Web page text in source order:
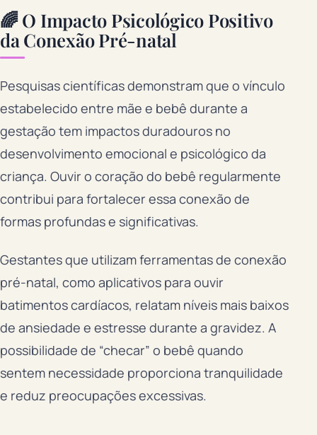
🌈 O Impacto Psicológico Positivo
da Conexão Pré-natal
Pesquisas científicas demonstram que o vínculo
estabelecido entre mãe e bebê durante a
gestação tem impactos duradouros no
desenvolvimento emocional e psicológico da
criança. Ouvir o coração do bebê regularmente
contribui para fortalecer essa conexão de
formas profundas e significativas.
Gestantes que utilizam ferramentas de conexão
pré-natal, como aplicativos para ouvir
batimentos cardíacos, relatam níveis mais baixos
de ansiedade e estresse durante a gravidez. A
possibilidade de “checar” o bebê quando
sentem necessidade proporciona tranquilidade
e reduz preocupações excessivas.